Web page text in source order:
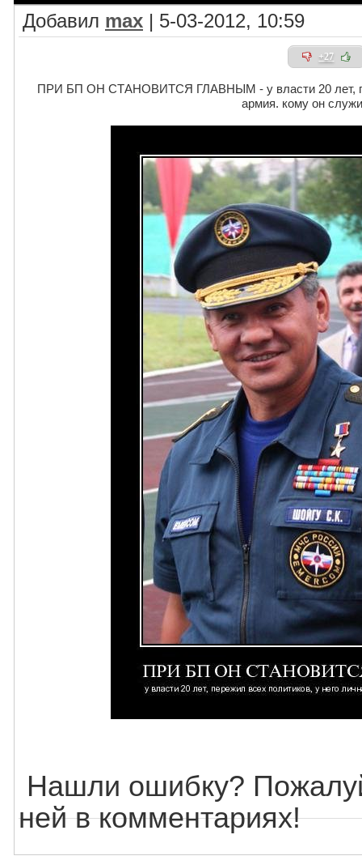
Добавил max | 5-03-2012, 10:59
+27
ПРИ БП ОН СТАНОВИТСЯ ГЛАВНЫМ - у власти 20 лет,
армия. кому он
Нашли ошибку?
ней в комментариях!